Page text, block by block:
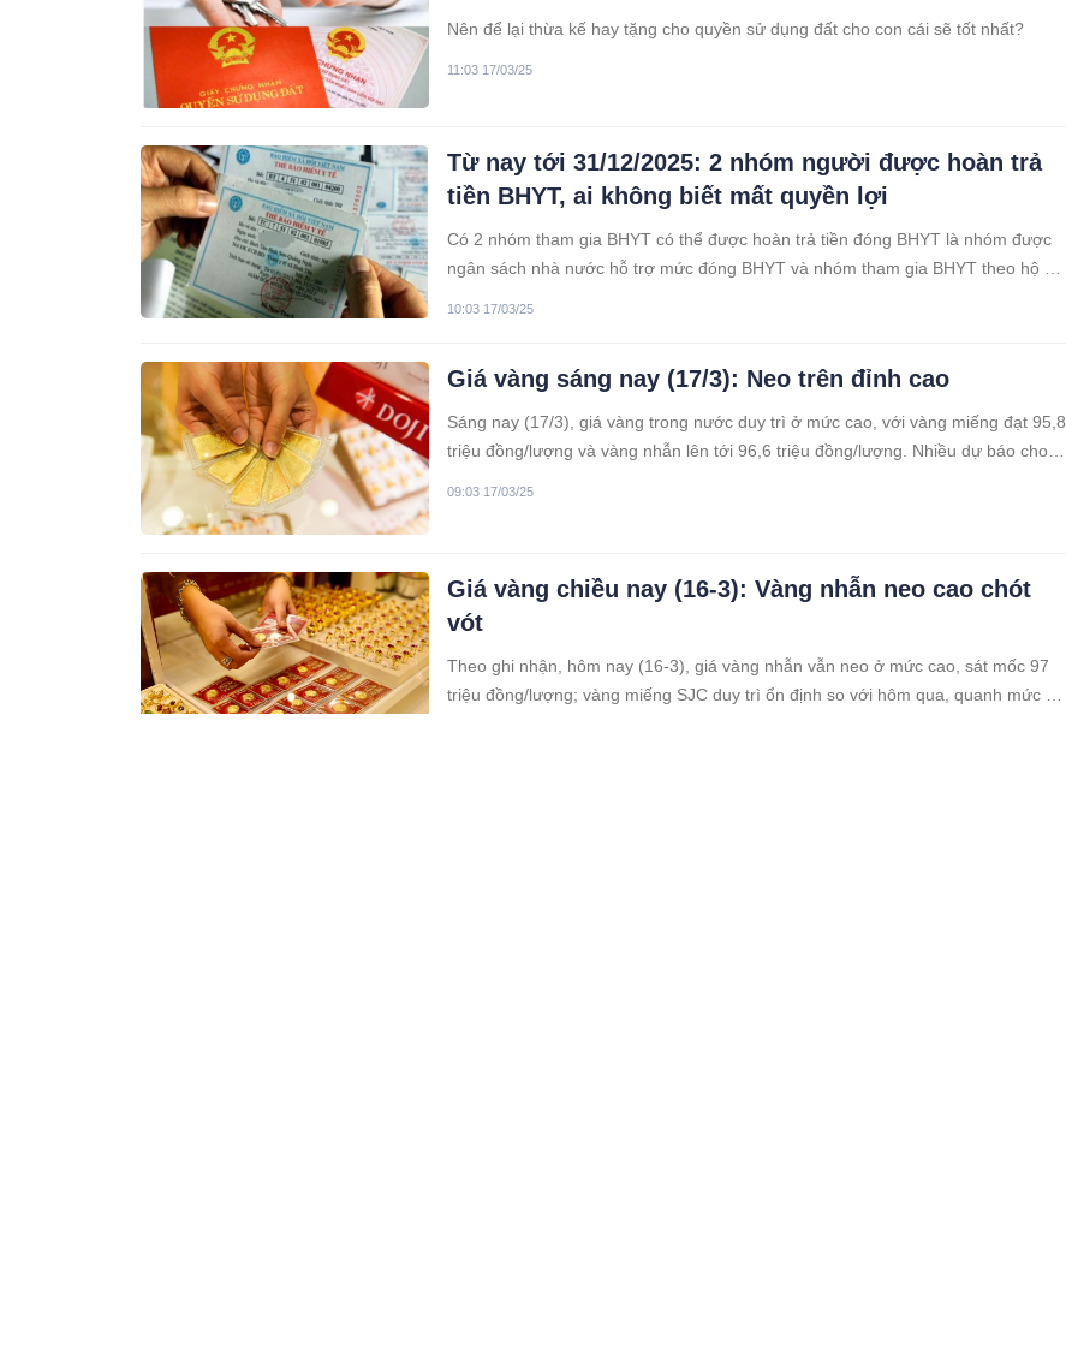
Nên để lại thừa kế hay tặng cho quyền sử dụng đất cho con cái sẽ tốt nhất?
11:03 17/03/25
Từ nay tới 31/12/2025: 2 nhóm người được hoàn trả
tiền BHYT, ai không biết mất quyền lợi
Có 2 nhóm tham gia BHYT có thể được hoàn trả tiền đóng BHYT là nhóm được
ngân sách nhà nước hỗ trợ mức đóng BHYT và nhóm tham gia BHYT theo hộ gia
10:03 17/03/25
Giá vàng sáng nay (17/3): Neo trên đỉnh cao
Sáng nay (17/3), giá vàng trong nước duy trì ở mức cao, với vàng miếng đạt 95,8
triệu đồng/lượng và vàng nhẫn lên tới 96,6 triệu đồng/lượng. Nhiều dự báo cho
09:03 17/03/25
Giá vàng chiều nay (16-3): Vàng nhẫn neo cao chót
vót
Theo ghi nhận, hôm nay (16-3), giá vàng nhẫn vẫn neo ở mức cao, sát mốc 97
triệu đồng/lượng; vàng miếng SJC duy trì ổn định so với hôm qua, quanh mức 96